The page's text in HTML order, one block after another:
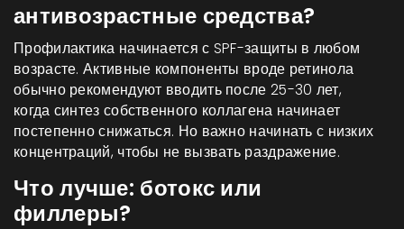
антивозрастные средства?
Профилактика начинается с SPF-защиты в любом
возрасте. Активные компоненты вроде ретинола
обычно рекомендуют вводить после 25-30 лет,
когда синтез собственного коллагена начинает
постепенно снижаться. Но важно начинать с низких
концентраций, чтобы не вызвать раздражение.
Что лучше: ботокс или
филлеры?